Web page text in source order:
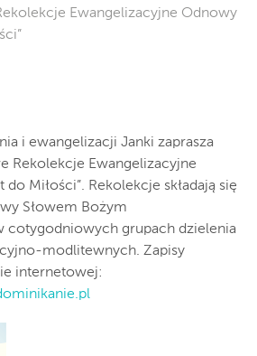
Ewangelizacyjne Odnowy
i ewangelizacji Janki zaprasza
Rekolekcje Ewangelizacyjne
Miłości”. Rekolekcje składają się
Słowem Bożym
cotygodniowych grupach dzielenia
modlitewnych. Zapisy
internetowej: